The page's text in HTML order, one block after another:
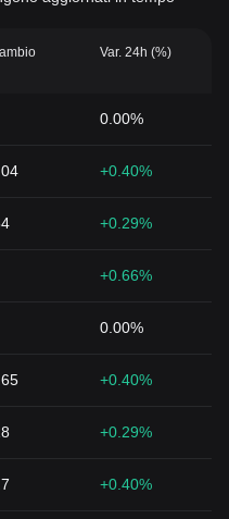
Var. 24h (%)
0.00%
+0.40%
+0.29%
+0.66%
0.00%
+0.40%
+0.29%
+0.40%